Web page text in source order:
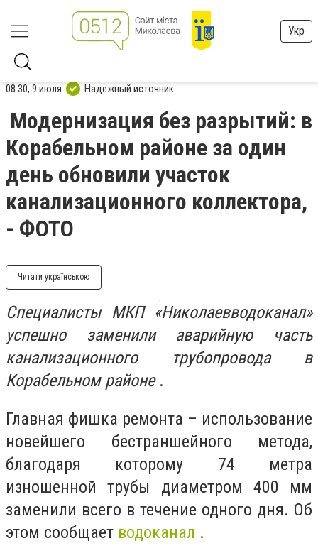
Укр
08:30, 9 июля Надежный источник
Модернизация без разрытий: в
Корабельном районе за один
день обновили участок
канализационного коллектора,
- ФОТО
Читати українською
Специалисты МКП «Николаевводоканал»
успешно заменили аварийную часть
канализационного трубопровода в
Корабельном районе.
Главная фишка ремонта – использование
новейшего бестраншейного метода,
благодаря которому 74 метра
изношенной трубы диаметром 400 мм
заменили всего в течение одного дня. Об
этом сообщает водоканал .